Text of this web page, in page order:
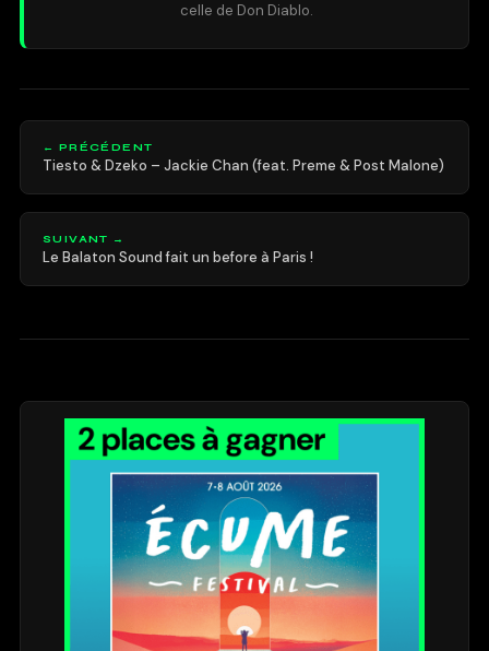
celle de Don Diablo.
← PRÉCÉDENT
Tiesto & Dzeko – Jackie Chan (feat. Preme & Post Malone)
SUIVANT →
Le Balaton Sound fait un before à Paris !